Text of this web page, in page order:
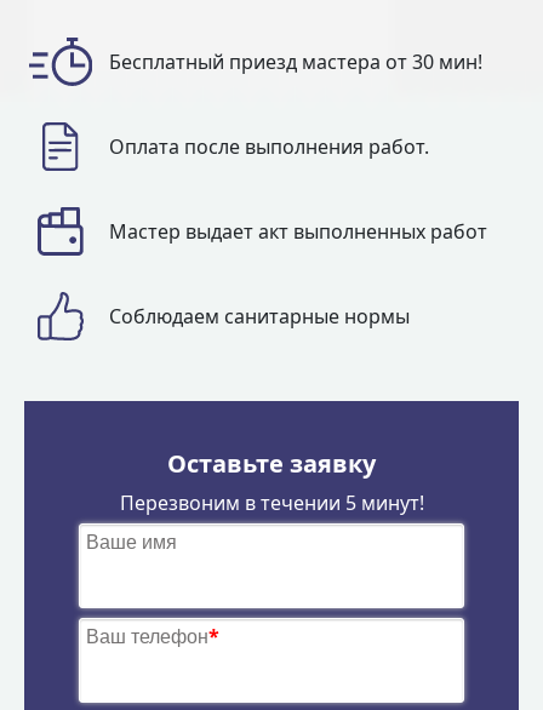
Бесплатный приезд мастера от 30 мин!
Оплата после выполнения работ.
Мастер выдает акт выполненных работ
Соблюдаем санитарные нормы
Оставьте заявку
Перезвоним в течении 5 минут!
Ваше имя
Ваш телефон*